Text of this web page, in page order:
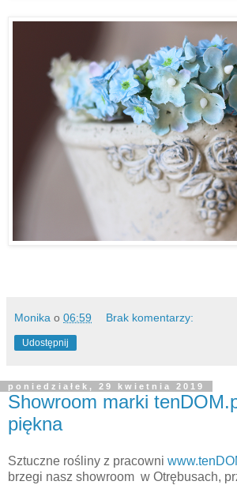
Monika o 06:59 Brak komentarzy:
Udostępnij
poniedziałek, 29 kwietnia 2019
Showroom marki
piękna
Sztuczne rośliny z pracowni
brzegi nasz showroom w Otrębusach,